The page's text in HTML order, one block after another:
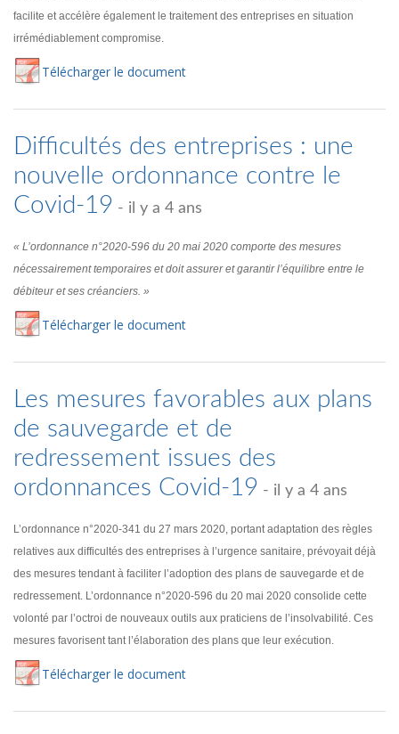
facilite et accélère également le traitement des entreprises en situation
irrémédiablement compromise.
Télécharger le document
Difficultés des entreprises : une
nouvelle ordonnance contre le
Covid-19 - il y a 4 ans
« L’ordonnance n°2020-596 du 20 mai 2020 comporte des mesures
nécessairement temporaires et doit assurer et garantir l’équilibre entre le
débiteur et ses créanciers. »
Télécharger le document
Les mesures favorables aux plans
de sauvegarde et de
redressement issues des
ordonnances Covid-19 - il y a 4 ans
L’ordonnance n°2020-341 du 27 mars 2020, portant adaptation des règles
relatives aux difficultés des entreprises à l’urgence sanitaire, prévoyait déjà
des mesures tendant à faciliter l’adoption des plans de sauvegarde et de
redressement. L’ordonnance n°2020-596 du 20 mai 2020 consolide cette
volonté par l’octroi de nouveaux outils aux praticiens de l’insolvabilité. Ces
mesures favorisent tant l’élaboration des plans que leur exécution.
Télécharger le document